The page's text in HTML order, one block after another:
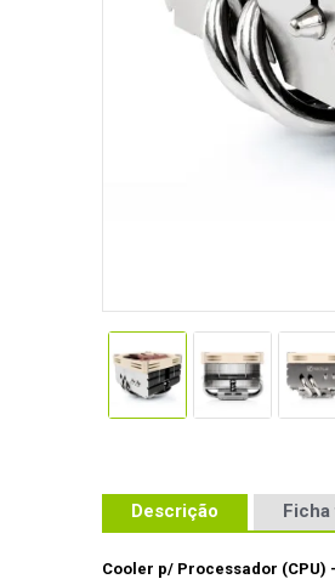
Descrição
Cooler p/ Processador (CPU)